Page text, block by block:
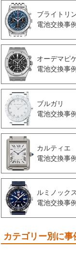
ブライトリ
電池交換事例
オーデマピ
電池交換事例
ブルガリ
電池交換事例
カルティエ
電池交換事例
ルミノックス
電池交換事例
カテゴリー別に事